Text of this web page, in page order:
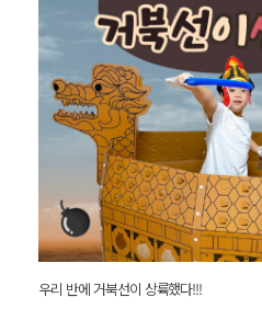
우리 반에 거북선이 상륙했다!!!